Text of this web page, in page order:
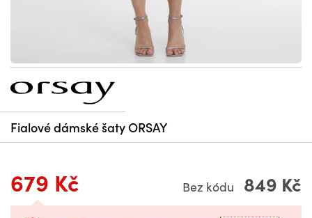
Fialové dámské šaty ORSAY
679 Kč Bez kódu 849 Kč